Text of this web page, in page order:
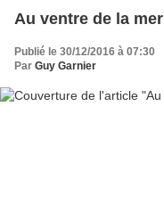
Au ventre de la mer
Publié le 30/12/2016 à 07:30
Par Guy Garnier